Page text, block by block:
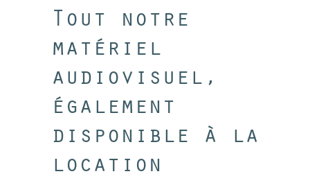
Tout notre
matériel
audiovisuel,
également
disponible à la
location